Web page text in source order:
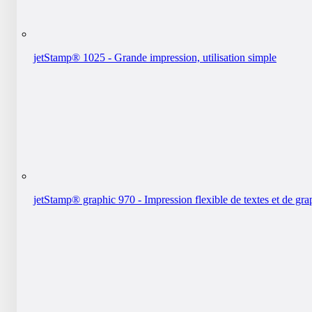
jetStamp® 1025 - Grande impression, utilisation simple
jetStamp® graphic 970 - Impression flexible de textes et de